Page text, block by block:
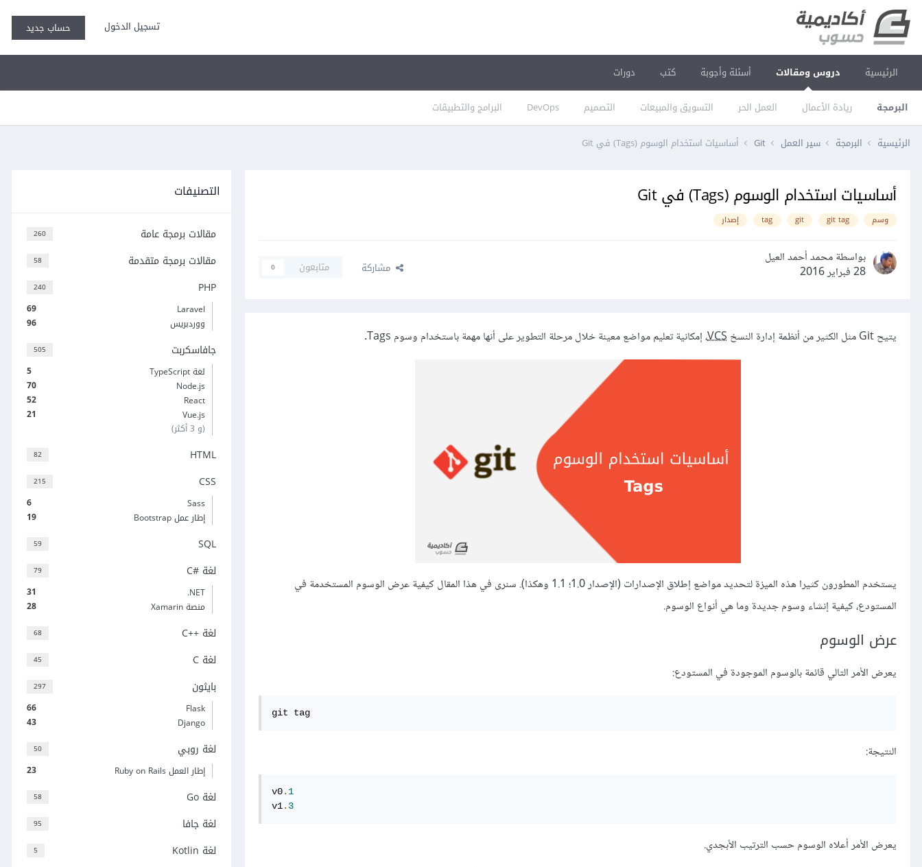
تسجيل الدخول حساب جديد
الرئيسية دروس ومقالات
البرمجة ريادة الأعمال العمل الحر التسويق والمبيعات التصميم DevOps البرامج والتطبيقات
أسئلة وأجوبة كتب دورات
الرئيسية البرمجة سير العمل Git أساسيات استخدام الوسوم (Tags) في Git
أساسيات استخدام الوسوم (Tags) في Git
وسم git tag
git
tag إصدار
بواسطة محمد أحمد العيل
28 فبراير 2016
مشاركة متابعون 0
يتيح Git مثل الكثير من أنظمة إدارة النسخ VCS، إمكانية تعليم مواضع معينة خلال مرحلة التطوير على أنها مهمة باستخدام وسوم Tags.
يستخدم المطورون كثيرا هذه الميزة لتحديد مواضع إطلاق الإصدارات (الإصدار 1.0؛ 1.1 وهكذا). سنرى في هذا المقال كيفية عرض الوسوم المستخدمة في
المستودع، كيفية إنشاء وسوم جديدة وما هي أنواع الوسوم.
عرض الوسوم
يعرض الأمر التالي قائمة بالوسوم الموجودة في المستودع:
git tag
النتيجة:
v0. 1
v1. 3
يعرض الأمر أعلاه الوسوم حسب الترتيب الأبجدي.
التصنيفات
260 مقالات برمجة عامة
58 مقالات برمجة متقدمة
240 PHP
69
Laravel
96
ووردبريس
505 جافاسكربت
5
لغة TypeScript
70
Node.js
52
React
21
Vue.js
(و 3 أكثر)
82 HTML
215 CSS
6
Sass
19
إطار عمل Bootstrap
59 SQL
79 لغة C#‎
31
‎.NET
28
منصة Xamarin
68 لغة C++‎
45 لغة C
297 بايثون
66
Flask
43
Django
50 لغة روبي
23 إطار العمل Ruby on Rails
58 لغة Go
95 لغة جافا
5 لغة Kotlin